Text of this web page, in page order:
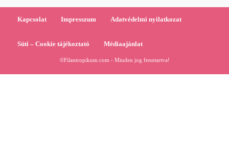
Kapcsolat Impresszum Adatvédelmi nyilatkozat
Süti – Cookie tájékoztató Médiaajánlat
©Filantropikum.com - Minden jog fenntartva!